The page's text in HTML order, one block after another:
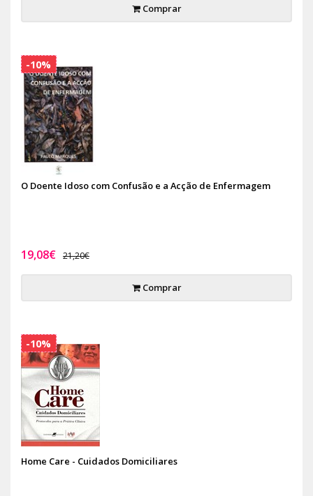
Comprar
O Doente Idoso com Confusão e a Acção de Enfermagem
19,08€ 21,20€
Comprar
-10%
Home Care - Cuidados Domiciliares
-10%